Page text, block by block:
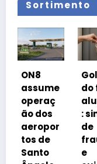
Sortimento
do falso
aluguel
: sinais
de
fraude
e